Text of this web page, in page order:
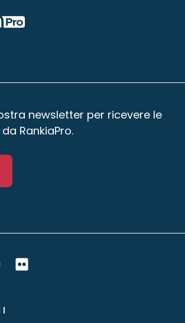
newsletter per ricevere le
RankiaPro.